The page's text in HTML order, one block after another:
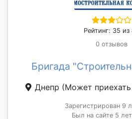
Рейтинг: 35 из
0 отзывов
Бригада
Днепр (Может
Зарегистрирован 9
Был на сайте 5